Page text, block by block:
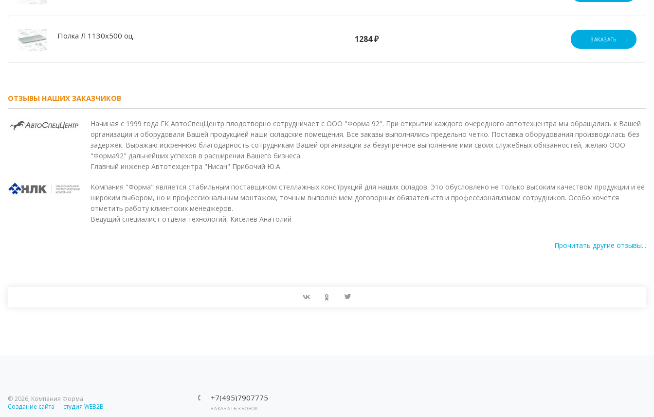
Полка Л 1130х500 оц. 1284 ₽ ЗАКАЗАТЬ
ОТЗЫВЫ НАШИХ ЗАКАЗЧИКОВ
Начиная с 1999 года ГК АвтоСпецЦентр плодотворно сотрудничает с ООО "Форма 92". При открытии каждого очередного автотехцентра мы обращались к Вашей
организации и оборудовали Вашей продукцией наши складские помещения. Все заказы выполнялись предельно четко. Поставка оборудования производилась без
задержек. Выражаю искреннюю благодарность сотрудникам Вашей организации за безупречное выполнение ими своих служебных обязанностей, желаю ООО
"Форма92" дальнейших успехов в расширении Вашего бизнеса.
Главный инженер Автотехцентра "Нисан" Прибочий Ю.А.
Компания "Форма" является стабильным поставщиком стеллажных конструкций для наших складов. Это обусловлено не только высоким качеством продукции и ее
широким выбором, но и профессиональным монтажом, точным выполнением договорных обязательств и профессионализмом сотрудников. Особо хочется
отметить работу клиентских менеджеров.
Ведущий специалист отдела технологий, Киселев Анатолий
Прочитать другие отзывы...
© 2026, Компания Форма
Создание сайта — студия WEB2B
+7(495)7907775
ЗАКАЗАТЬ ЗВОНОК